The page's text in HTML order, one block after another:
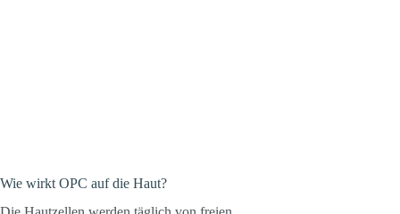
Wie wirkt OPC auf die Haut?